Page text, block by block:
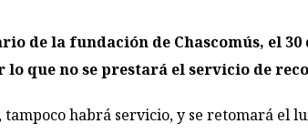
de la fundación de Chascomús, el
que no se prestará el servicio de
habrá servicio, y se retomará el